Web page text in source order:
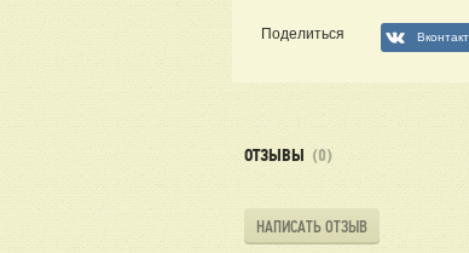
Поделиться
ОТЗЫВЫ (0)
НАПИСАТЬ ОТЗЫВ